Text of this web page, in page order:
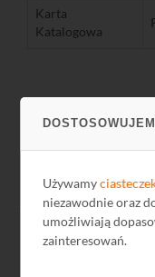
Używamy
niezawodnie oraz
umożliwiają
zainteresowań.
Karta
Katalogowa